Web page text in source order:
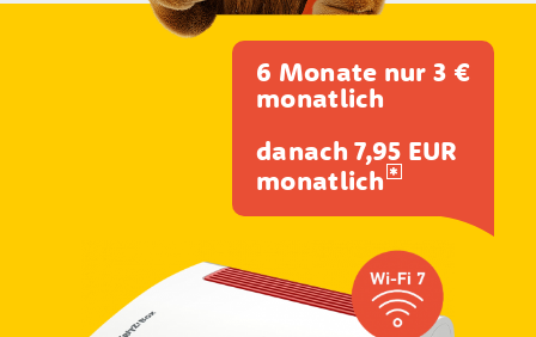
6 Monate nur 3 €
monatlich
danach 7,95 EUR
monatlich